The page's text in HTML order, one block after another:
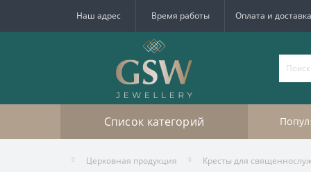
Наш адрес Время работы Оплата и доставка
Список категорий
Церковная продукция Кресты для